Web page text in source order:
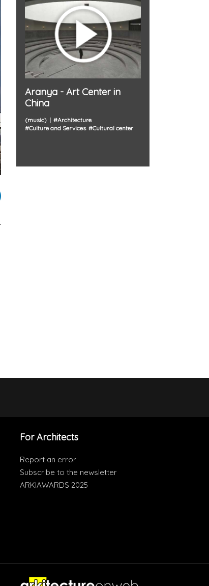
Aranya - Art Center in
China
(music) #Architecture
#Culture and Services #Cultural center
For Architects
Report an error
Subscribe to the newsletter
ARKIAWARDS 2025